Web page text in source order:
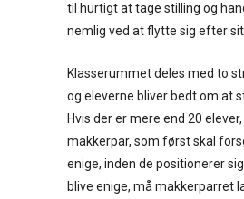
til hurtigt at tage stilling og
nemlig ved at flytte sig efter
Klasserummet deles med to
og eleverne bliver bedt om at
Hvis der er mere end 20
makkerpar, som først skal
enige, inden de positionerer
blive enige, må makkerparret